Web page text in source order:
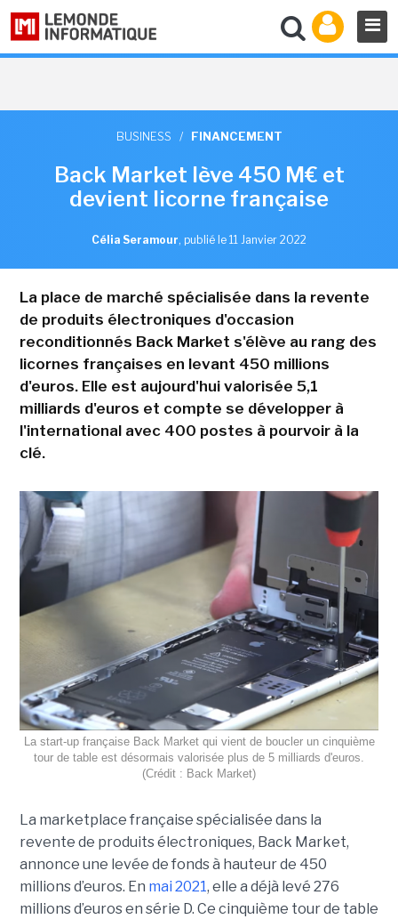
BUSINESS / FINANCEMENT
Back Market lève 450 M€ et
devient licorne française
Célia Seramour, publié le 11 Janvier 2022
La place de marché spécialisée dans la revente
de produits électroniques d'occasion
reconditionnés Back Market s'élève au rang des
licornes françaises en levant 450 millions
d'euros. Elle est aujourd'hui valorisée 5,1
milliards d'euros et compte se développer à
l'international avec 400 postes à pourvoir à la
clé.
La start-up française Back Market qui vient de boucler un cinquième
tour de table est désormais valorisée plus de 5 milliards d'euros.
(Crédit : Back Market)
La marketplace française spécialisée dans la
revente de produits électroniques, Back Market,
annonce une levée de fonds à hauteur de 450
millions d’euros. En mai 2021, elle a déjà levé 276
millions d’euros en série D. Ce cinquième tour de table